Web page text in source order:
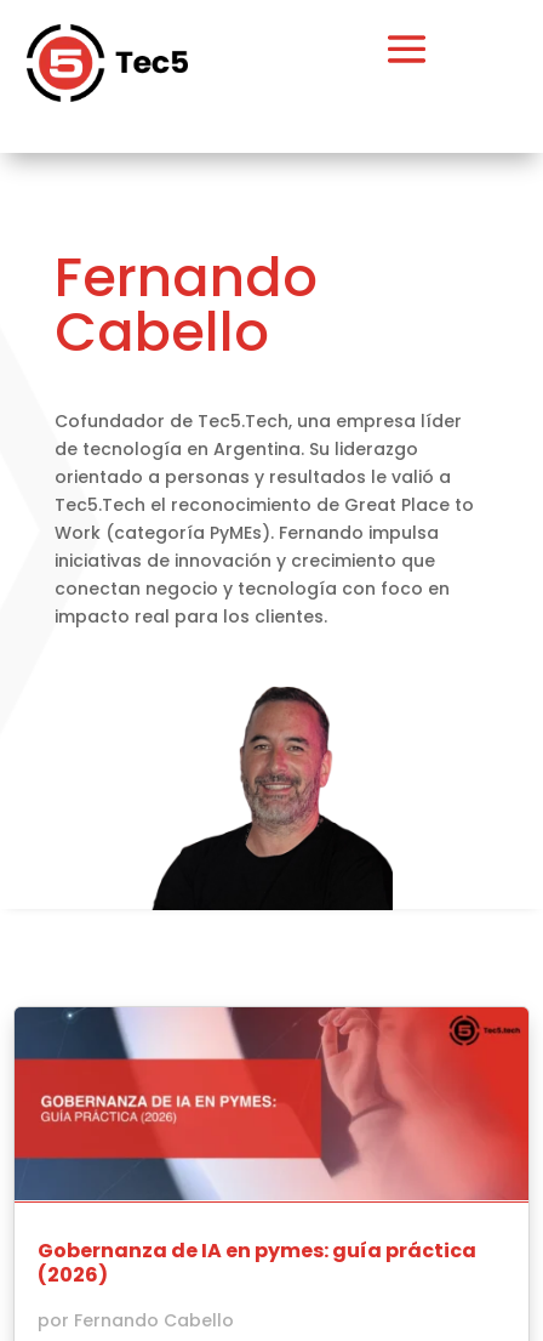
Fernando
Cabello
Cofundador de Tec5.Tech, una empresa líder
de tecnología en Argentina. Su liderazgo
orientado a personas y resultados le valió a
Tec5.Tech el reconocimiento de Great Place to
Work (categoría PyMEs). Fernando impulsa
iniciativas de innovación y crecimiento que
conectan negocio y tecnología con foco en
impacto real para los clientes.
Gobernanza de IA en pymes: guía práctica
(2026)
por Fernando Cabello